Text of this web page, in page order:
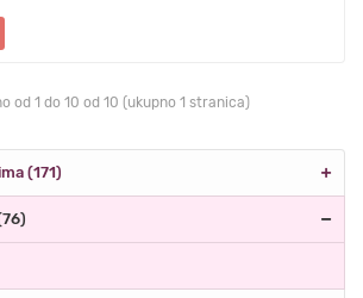
od 1 do 10 od 10 (ukupno 1 stranica)
(171)